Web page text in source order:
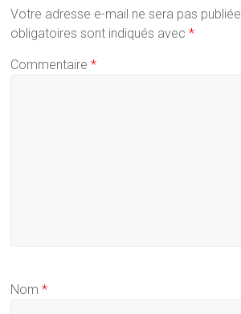
Votre adresse e-mail ne sera pas publiée.
obligatoires sont indiqués avec*
Commentaire*
Nom*